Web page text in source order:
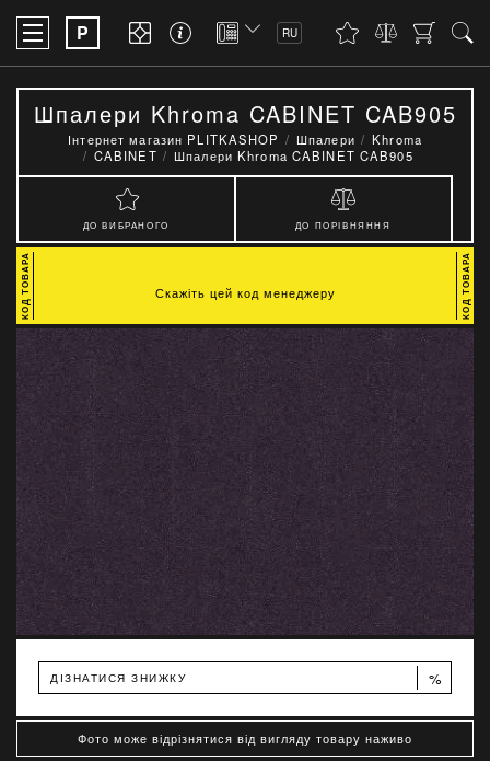
P RU
Шпалери Khroma CABINET CAB905
Інтернет магазин PLITKASHOP Шпалери
Khroma
CABINET
Шпалери Khroma CABINET CAB905
ДО ВИБРАНОГО ДО ПОРІВНЯННЯ
ДІЗНАТИСЯ ЗНИЖКУ %
Фото може відрізнятися від вигляду товару наживо
Скажіть цей код менеджеру